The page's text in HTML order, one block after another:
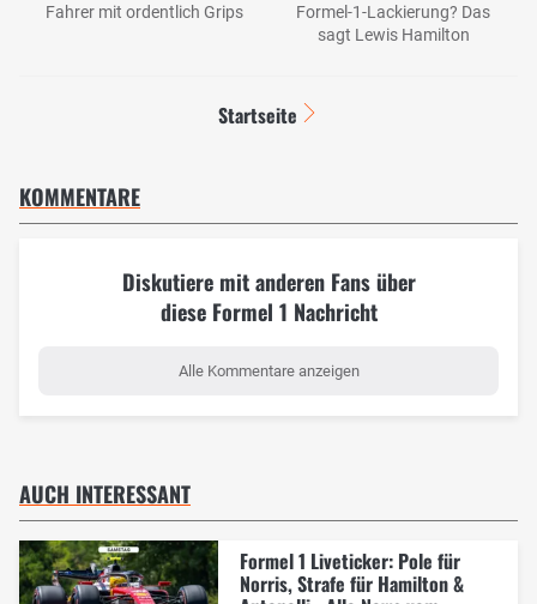
Fahrer mit ordentlich Grips
Formel-1-Lackierung? Das
sagt Lewis Hamilton
Startseite
KOMMENTARE
Diskutiere mit anderen Fans über
diese Formel 1 Nachricht
Alle Kommentare anzeigen
AUCH INTERESSANT
Formel 1 Liveticker: Pole für
Norris, Strafe für Hamilton &